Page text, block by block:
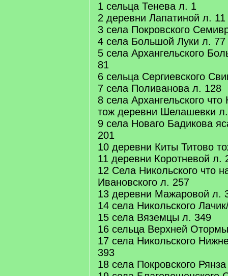
1 сельца Тенева л. 1
2 деревни Лапатиной л. 11
3 села Покровского
4 села Большой Луки л. 77
5 села Архангельского
81
6 сельца Сергиевского
7 села Поливанова л. 128
8 села Архангельского
тож деревни Шелашевки
9 села Новаго Бадикова
201
10 деревни Киты Титово
11 деревни Коротневой л.
12 Села Никольского что
Ивановского л. 257
13 деревни Мажаровой л.
14 села Никольского
15 села Вяземцы л. 349
16 сельца Верхней
17 села Никольского
393
18 села Покровского